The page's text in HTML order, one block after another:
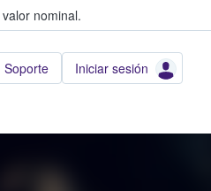
nominal.
Soporte Iniciar sesión